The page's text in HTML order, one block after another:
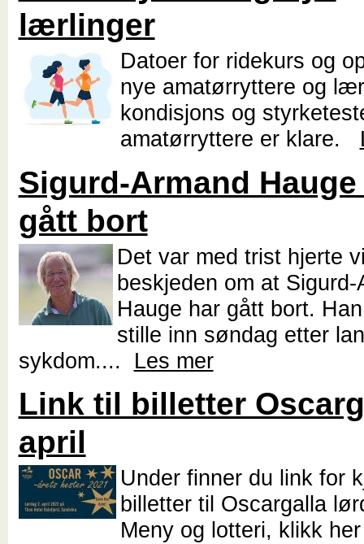
lærlinger
Datoer for ridekurs og
nye amatørryttere og
kondisjons og
amatørryttere er klare.
Sigurd-Armand
gått bort
Det var med trist hjerte
beskjeden om at Sigurd-
Hauge har gått bort.
stille inn søndag etter
sykdom.... Les mer
Link til billetter
april
Under finner du link for
billetter til Oscargalla
Meny og lotteri, klikk